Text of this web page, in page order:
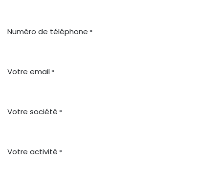
Numéro de téléphone *
Votre email *
Votre société *
Votre activité *